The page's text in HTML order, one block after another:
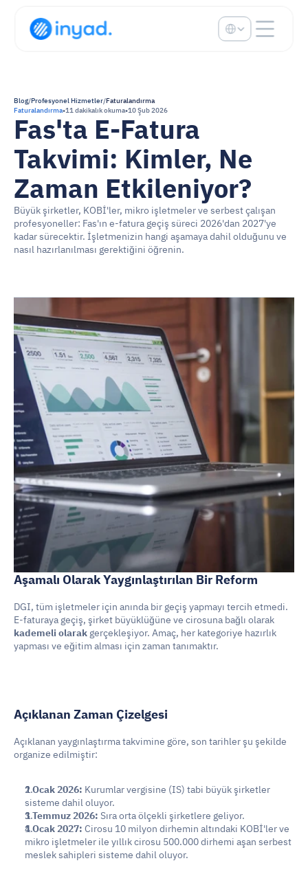
Blog/Profesyonel Hizmetler/Faturalandırma
Faturalandırma•11 dakikalık okuma•10 Şub 2026
Fas'ta E-Fatura
Takvimi: Kimler, Ne
Zaman Etkileniyor?
Büyük şirketler, KOBİ'ler, mikro işletmeler ve serbest çalışan
profesyoneller: Fas'ın e-fatura geçiş süreci 2026'dan 2027'ye
kadar sürecektir. İşletmenizin hangi aşamaya dahil olduğunu ve
nasıl hazırlanılması gerektiğini öğrenin.
Aşamalı Olarak Yaygınlaştırılan Bir Reform
DGI, tüm işletmeler için anında bir geçiş yapmayı tercih etmedi.
kademeli olarak gerçekleşiyor. Amaç, her kategoriye hazırlık
yapması ve eğitim alması için zaman tanımaktır.
Açıklanan Zaman Çizelgesi
Açıklanan yaygınlaştırma takvimine göre, son tarihler şu şekilde
organize edilmiştir:
1 Ocak 2026: Kurumlar vergisine (IS) tabi büyük şirketler
sisteme dahil oluyor.
1 Temmuz 2026: Sıra orta ölçekli şirketlere geliyor.
1 Ocak 2027: Cirosu 10 milyon dirhemin altındaki KOBİ'ler ve
mikro işletmeler ile yıllık cirosu 500.000 dirhemi aşan serbest
meslek sahipleri sisteme dahil oluyor.
Select Language